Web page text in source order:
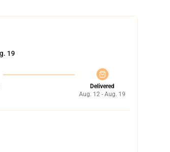
19
Delivered
Aug. 12 - Aug. 19